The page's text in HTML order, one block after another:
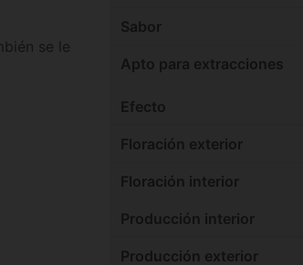
se le
Sabor
Apto para extracciones
Efecto
Floración exterior
Floración interior
Producción interior
Producción exterior